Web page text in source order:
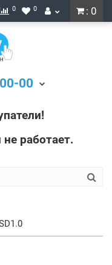
: 0
0 0
00
работает.